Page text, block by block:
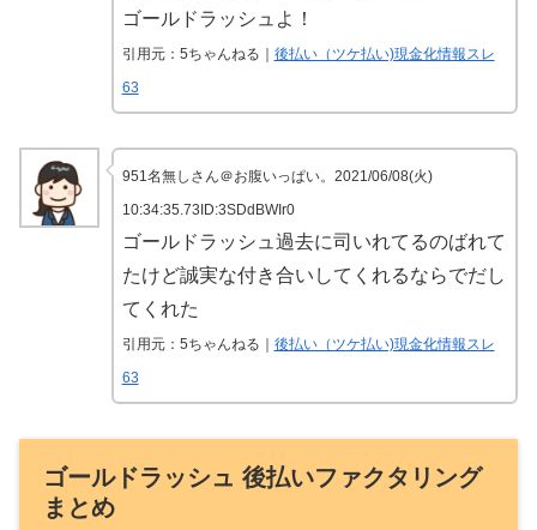
ゴールドラッシュよ！
引用元：5ちゃんねる｜ 後払い（ツケ払い)現金化情報スレ
63
951名無しさん＠お腹いっぱい。2021/06/08(火)
10:34:35.73ID:3SDdBWIr0
ゴールドラッシュ過去に司いれてるのばれて
たけど誠実な付き合いしてくれるならでだし
てくれた
引用元：5ちゃんねる｜ 後払い（ツケ払い)現金化情報スレ
63
ゴールドラッシュ 後払いファクタリング
まとめ